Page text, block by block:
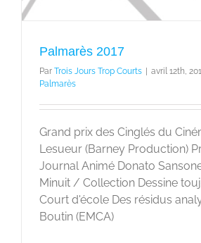
Palmarès 2017
Par Trois Jours Trop Courts avril 12th,
Palmarès
Grand prix des Cinglés du
Lesueur (Barney Production)
Journal Animé Donato
Minuit / Collection Dessine
Court d'école Des résidus
Boutin (EMCA)